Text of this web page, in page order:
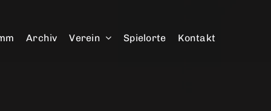
Archiv Verein Spielorte Kontakt